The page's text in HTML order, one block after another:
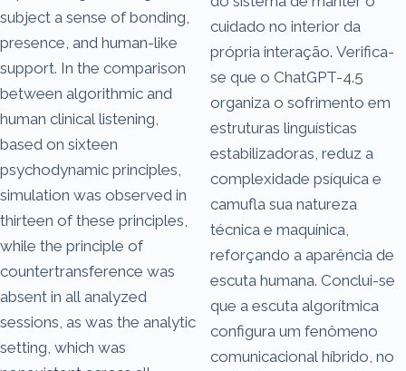
subject a sense of bonding,
presence, and human-like
support. In the comparison
between algorithmic and
human clinical listening,
based on sixteen
psychodynamic principles,
simulation was observed in
thirteen of these principles,
while the principle of
countertransference was
absent in all analyzed
sessions, as was the analytic
setting, which was
cuidado no interior da
própria interação. Verifica-
se que o ChatGPT-4.5
organiza o sofrimento em
estruturas linguísticas
estabilizadoras, reduz a
complexidade psíquica e
camufla sua natureza
técnica e maquínica,
reforçando a aparência de
escuta humana. Conclui-se
que a escuta algorítmica
configura um fenômeno
comunicacional híbrido, no